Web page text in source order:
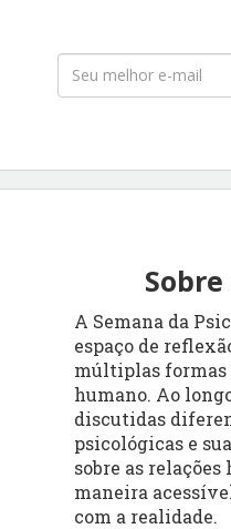
A Semana da
espaço de
múltiplas formas
humano. Ao
discutidas
psicológicas e
sobre as relações
maneira
com a realidade.